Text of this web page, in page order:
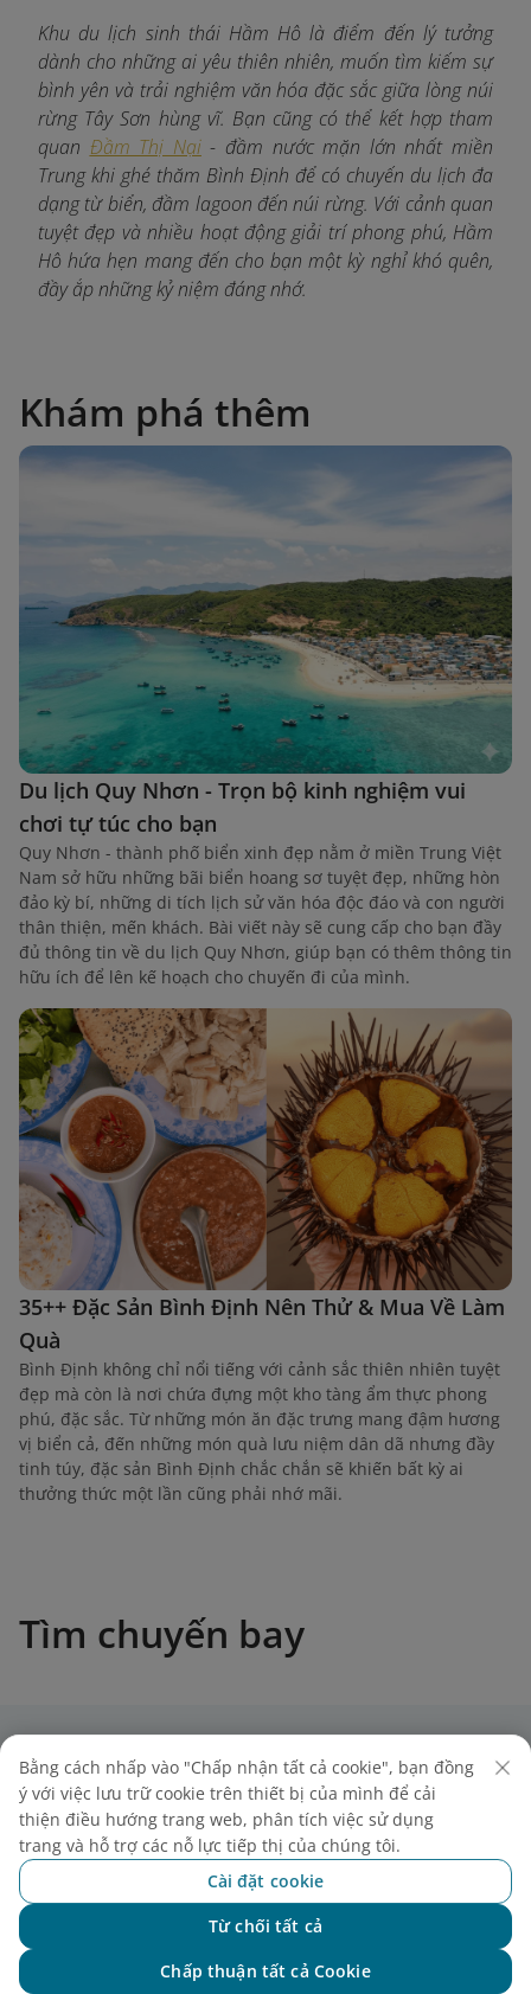
Khu du lịch sinh thái Hầm Hô là điểm đến lý tưởng
dành cho những ai yêu thiên nhiên, muốn tìm kiếm sự
bình yên và trải nghiệm văn hóa đặc sắc giữa lòng núi
rừng Tây Sơn hùng vĩ. Bạn cũng có thể kết hợp tham
quan Đầm Thị Nại- đầm nước mặn lớn nhất miền
Trung khi ghé thăm Bình Định để có chuyến du lịch đa
dạng từ biển, đầm lagoon đến núi rừng. Với cảnh quan
tuyệt đẹp và nhiều hoạt động giải trí phong phú, Hầm
Hô hứa hẹn mang đến cho bạn một kỳ nghỉ khó quên,
đầy ắp những kỷ niệm đáng nhớ.
Khám phá thêm
Du lịch Quy Nhơn - Trọn bộ kinh nghiệm vui
chơi tự túc cho bạn
Quy Nhơn - thành phố biển xinh đẹp nằm ở miền Trung Việt
Nam sở hữu những bãi biển hoang sơ tuyệt đẹp, những hòn
đảo kỳ bí, những di tích lịch sử văn hóa độc đáo và con người
thân thiện, mến khách. Bài viết này sẽ cung cấp cho bạn đầy
đủ thông tin về du lịch Quy Nhơn, giúp bạn có thêm thông tin
hữu ích để lên kế hoạch cho chuyến đi của mình.
35++ Đặc Sản Bình Định Nên Thử & Mua Về Làm
Quà
Bình Định không chỉ nổi tiếng với cảnh sắc thiên nhiên tuyệt
đẹp mà còn là nơi chứa đựng một kho tàng ẩm thực phong
phú, đặc sắc. Từ những món ăn đặc trưng mang đậm hương
vị biển cả, đến những món quà lưu niệm dân dã nhưng đầy
tinh túy, đặc sản Bình Định chắc chắn sẽ khiến bất kỳ ai
thưởng thức một lần cũng phải nhớ mãi.
Tìm chuyến bay
Vietnam Airlines
Hỗ Trợ
Thông Tin Hữu Ích
Bằng cách nhấp vào "Chấp nhận tất cả cookie", bạn đồng
ý với việc lưu trữ cookie trên thiết bị của mình để cải
thiện điều hướng trang web, phân tích việc sử dụng
trang và hỗ trợ các nỗ lực tiếp thị của chúng tôi.
Cài đặt cookie
Từ chối tất cả
Chấp thuận tất cả Cookie